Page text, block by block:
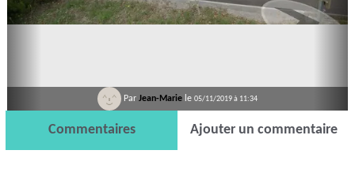
Par Jean-Marie le 05/11/2019 à 11:34
Commentaires Ajouter un commentaire